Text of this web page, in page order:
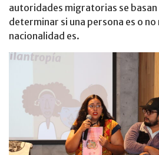
autoridades migratorias se
determinar si una persona es o
nacionalidad es.